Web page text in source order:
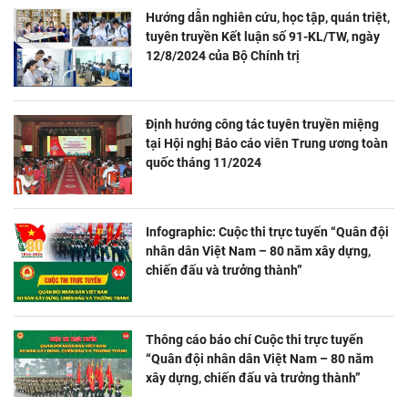
Hướng dẫn nghiên cứu, học tập, quán triệt,
tuyên truyền Kết luận số 91-KL/TW, ngày
12/8/2024 của Bộ Chính trị
Định hướng công tác tuyên truyền miệng
tại Hội nghị Báo cáo viên Trung ương toàn
quốc tháng 11/2024
Infographic: Cuộc thi trực tuyến “Quân đội
nhân dân Việt Nam – 80 năm xây dựng,
chiến đấu và trưởng thành”
Thông cáo báo chí Cuộc thi trực tuyến
“Quân đội nhân dân Việt Nam – 80 năm
xây dựng, chiến đấu và trưởng thành”